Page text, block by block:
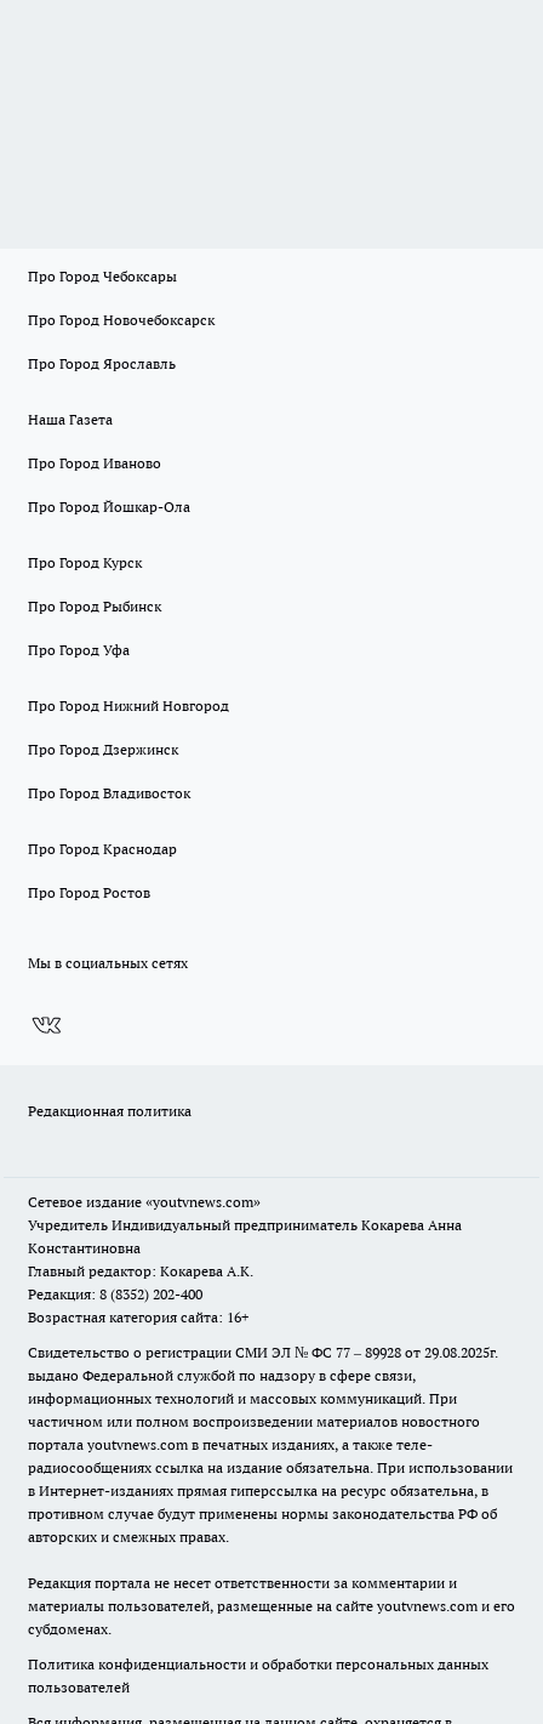
Про Город Чебоксары
Про Город Новочебоксарск
Про Город Ярославль
Наша Газета
Про Город Иваново
Про Город Йошкар-Ола
Про Город Курск
Про Город Рыбинск
Про Город Уфа
Про Город Нижний Новгород
Про Город Дзержинск
Про Город Владивосток
Про Город Краснодар
Про Город Ростов
Мы в социальных сетях
Редакционная политика
Сетевое издание «youtvnews.com»
Учредитель Индивидуальный предприниматель Кокарева Анна
Константиновна
Главный редактор: Кокарева А.К.
Редакция: 8 (8352) 202-400
Возрастная категория сайта: 16+
Свидетельство о регистрации СМИ ЭЛ № ФС 77 – 89928 от 29.08.2025г.
выдано Федеральной службой по надзору в сфере связи,
информационных технологий и массовых коммуникаций. При
частичном или полном воспроизведении материалов новостного
портала youtvnews.com в печатных изданиях, а также теле-
радиосообщениях ссылка на издание обязательна. При использовании
в Интернет-изданиях прямая гиперссылка на ресурс обязательна, в
противном случае будут применены нормы законодательства РФ об
авторских и смежных правах.
Редакция портала не несет ответственности за комментарии и
материалы пользователей, размещенные на сайте youtvnews.com и его
субдоменах.
Политика конфиденциальности и обработки персональных данных
пользователей